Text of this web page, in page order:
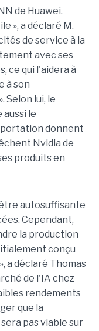
de Huawei.
», a déclaré M.
de service à la
avec ses
ce qui l'aidera à
à son
Selon lui, le
le
donnent
Nvidia de
produits en
autosuffisante
Cependant,
la production
conçu
a déclaré Thomas
de l'IA chez
rendements
que la
pas viable sur